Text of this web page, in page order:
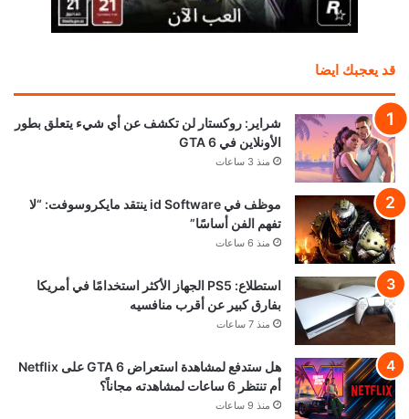
قد يعجبك ايضا
شراير: روكستار لن تكشف عن أي شيء يتعلق بطور
الأونلاين في GTA 6
منذ 3 ساعات
موظف في id Software ينتقد مايكروسوفت: “لا
تفهم الفن أساسًا”
منذ 6 ساعات
استطلاع: PS5 الجهاز الأكثر استخدامًا في أمريكا
بفارق كبير عن أقرب منافسيه
منذ 7 ساعات
هل ستدفع لمشاهدة استعراض GTA 6 على Netflix
أم تنتظر 6 ساعات لمشاهدته مجاناً؟
منذ 9 ساعات